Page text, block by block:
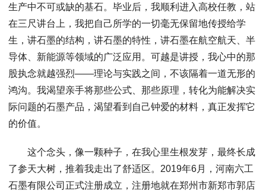
生产中不可或缺的基石。毕业后，我顺利进入高校任教，站
在三尺讲台上，我把自己所学的一切毫无保留地传授给学
生，讲石墨的结构，讲石墨的特性，讲石墨在航空航天、半
导体、新能源等领域的广泛应用。可越是讲授，我心中的那
股执念就越强烈——理论与实践之间，不该隔着一道无形的
鸿沟。我渴望亲手将那些公式、那些原理，转化为能解决实
际问题的石墨产品，渴望看到自己钟爱的材料，真正发挥它
的价值。
这个念头，像一颗种子，在我心里生根发芽，最终长成
了参天大树，推着我走出了舒适区。2019年6月，河南六工
石墨有限公司正式注册成立，注册地就在郑州市新郑市郭店